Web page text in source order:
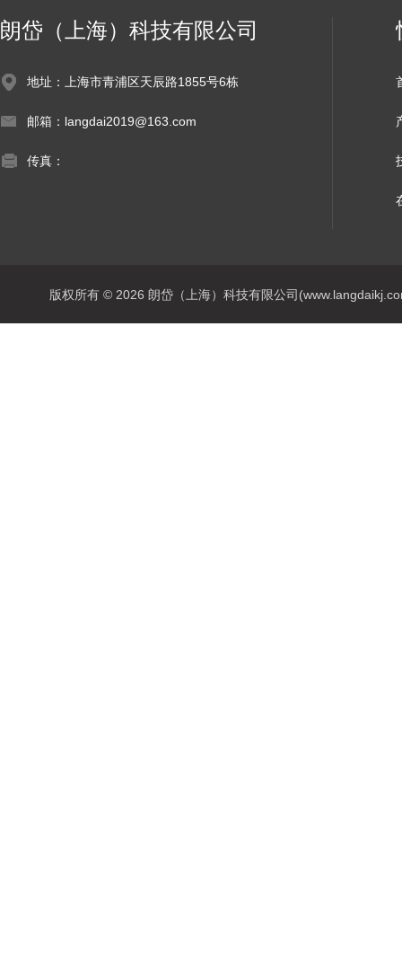
朗岱（上海）科技有限公司
地址：上海市青浦区天辰路1855号6栋
邮箱：langdai2019@163.com
传真：
版权所有 © 2026 朗岱（上海）科技有限公司